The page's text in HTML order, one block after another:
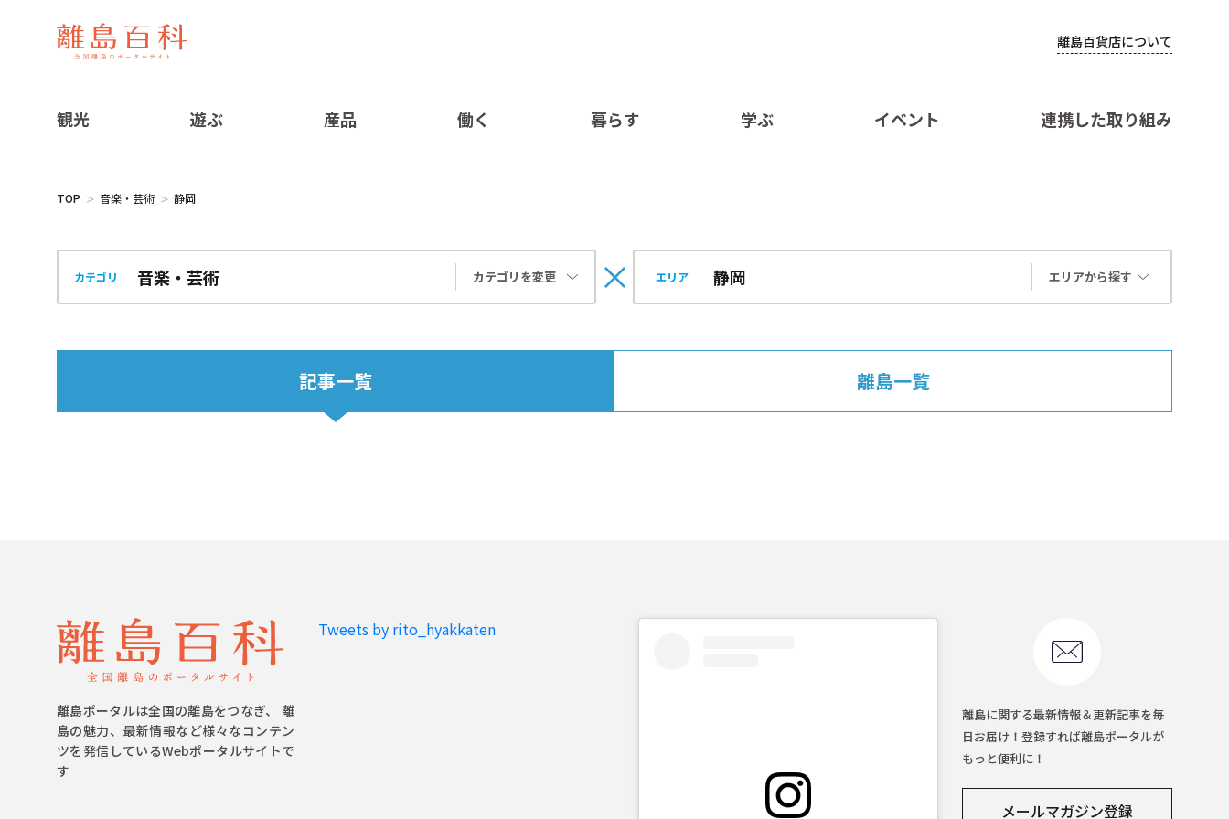
離島百貨店について
観光 遊ぶ 産品 働く 暮らす 学ぶ イベント 連携した取り組み
TOP 音楽・芸術 静岡
カテゴリ カテゴリを変更 エリア エリアから探す
記事一覧 離島一覧
離島ポータルは全国の離島をつなぎ、 離
島の魅力、最新情報など様々なコンテン
ツを発信しているWebポータルサイトで
す
Tweets by rito_hyakkaten
離島に関する最新情報＆更新記事を毎
日お届け！登録すれば離島ポータルが
もっと便利に！
メールマガジン登録